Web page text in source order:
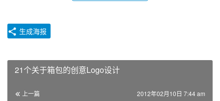
生成海报
21个关于箱包的创意Logo设计
上一篇 2012年02月10日 7:44 am